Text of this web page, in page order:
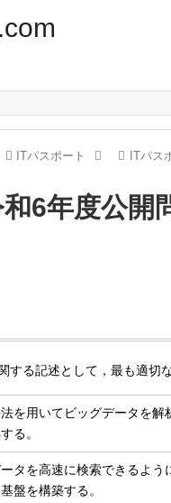
ITパスポート ITパス
6年度公開
る記述として，最も適切
を用いてビッグデータを
る。
タを高速に検索できるよ
盤を構築する。